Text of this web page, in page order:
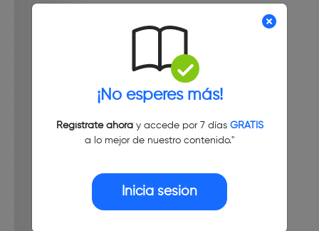
¡No esperes más!
Regístrate ahoray accede por 7 días GRATIS
a lo mejor de nuestro contenido."
Inicia sesión